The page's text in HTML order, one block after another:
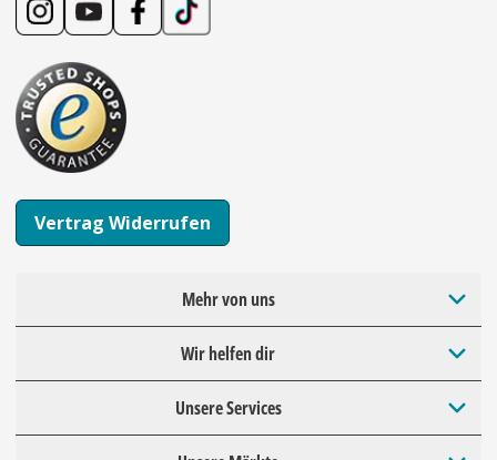
Vertrag Widerrufen
Mehr von uns
Wir helfen dir
Unsere Services